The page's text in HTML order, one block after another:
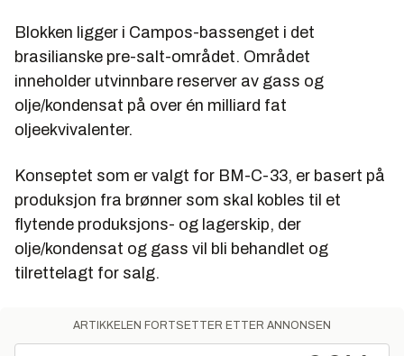
Blokken ligger i Campos-bassenget i det
brasilianske pre-salt-området. Området
inneholder utvinnbare reserver av gass og
olje/kondensat på over én milliard fat
oljeekvivalenter.
Konseptet som er valgt for BM-C-33, er basert på
produksjon fra brønner som skal kobles til et
flytende produksjons- og lagerskip, der
olje/kondensat og gass vil bli behandlet og
tilrettelagt for salg.
ARTIKKELEN FORTSETTER ETTER ANNONSEN